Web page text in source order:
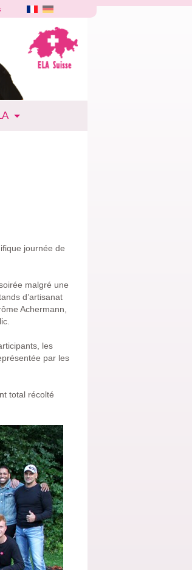
journée de
malgré une
d’artisanat
Achermann,
les
par les
total récolté